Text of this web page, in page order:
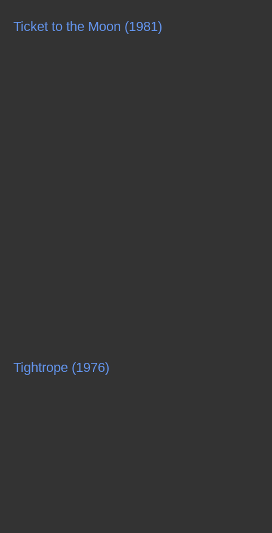
Ticket to the Moon (1981)
Tightrope (1976)